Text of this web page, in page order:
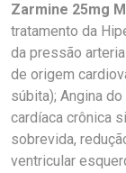
Zarmine 25mg
tratamento da
da pressão
de origem
súbita); Angina
cardíaca crônica
sobrevida,
ventricular